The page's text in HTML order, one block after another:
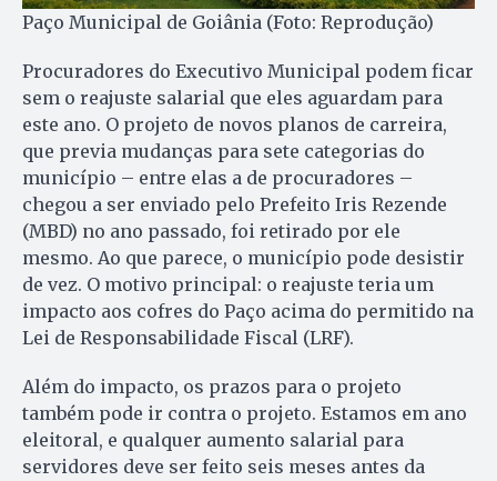
Paço Municipal de Goiânia (Foto: Reprodução)
Procuradores do Executivo Municipal podem ficar
sem o reajuste salarial que eles aguardam para
este ano. O projeto de novos planos de carreira,
que previa mudanças para sete categorias do
município – entre elas a de procuradores –
chegou a ser enviado pelo Prefeito Iris Rezende
(MBD) no ano passado, foi retirado por ele
mesmo. Ao que parece, o município pode desistir
de vez. O motivo principal: o reajuste teria um
impacto aos cofres do Paço acima do permitido na
Lei de Responsabilidade Fiscal (LRF).
Além do impacto, os prazos para o projeto
também pode ir contra o projeto. Estamos em ano
eleitoral, e qualquer aumento salarial para
servidores deve ser feito seis meses antes da